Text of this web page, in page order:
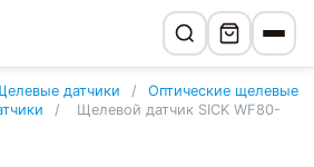
датчики /
Оптические щелевые
/
Щелевой датчик SICK WF80-